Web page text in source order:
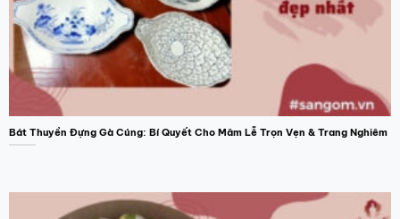
Bát Thuyền Đựng Gà Cúng: Bí Quyết Cho Mâm Lễ Trọn Vẹn & Trang Nghiêm